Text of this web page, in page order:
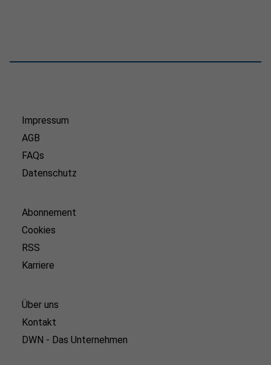
Impressum
AGB
FAQs
Datenschutz
Abonnement
Cookies
RSS
Karriere
Über uns
Kontakt
DWN - Das Unternehmen